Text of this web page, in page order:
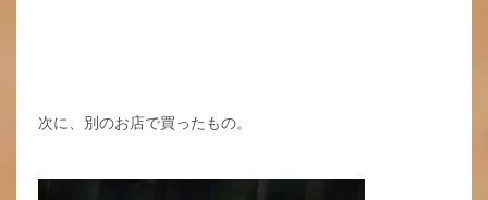
次に、別のお店で買ったもの。